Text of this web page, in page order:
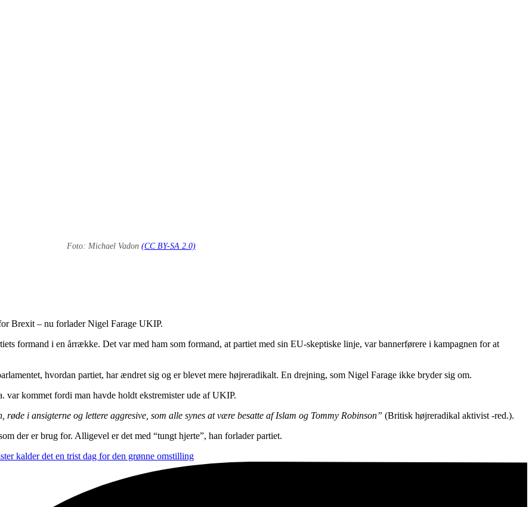
Foto: Michael Vadon (CC BY-SA 2.0)
Brexit – nu forlader Nigel Farage UKIP.
formand i en årrække. Det var med ham som formand, at partiet med sin EU-skeptiske linje, var bannerførere i kampagnen for at
hvordan partiet, har ændret sig og er blevet mere højreradikalt. En drejning, som Nigel Farage ikke bryder sig om.
var kommet fordi man havde holdt ekstremister ude af UKIP.
i ansigterne og lettere aggresive, som alle synes at være besatte af Islam og Tommy Robinson” (Britisk højreradikal aktivist -red.).
der er brug for. Alligevel er det med “tungt hjerte”, han forlader partiet.
kalder det en trist dag for den grønne omstilling